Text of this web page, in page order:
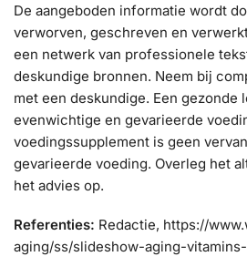
De aangeboden informatie wordt
verworven, geschreven en
een netwerk van professionele
deskundige bronnen. Neem bij
met een deskundige. Een gezonde
evenwichtige en gevarieerde
voedingssupplement is geen
gevarieerde voeding. Overleg het
het advies op.
Referenties: Redactie, https://
aging/ss/slideshow-aging-